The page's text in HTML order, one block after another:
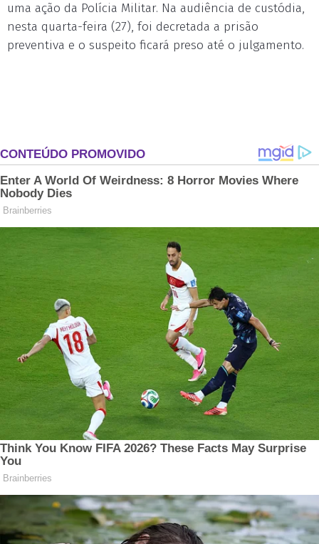
uma ação da Polícia Militar. Na audiência de custódia,
nesta quarta-feira (27), foi decretada a prisão
preventiva e o suspeito ficará preso até o julgamento.